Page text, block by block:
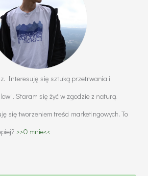
Interesuję się sztuką przetrwania i
Staram się żyć w zgodzie z naturą.
się tworzeniem treści marketingowych. To
>>O mnie<<